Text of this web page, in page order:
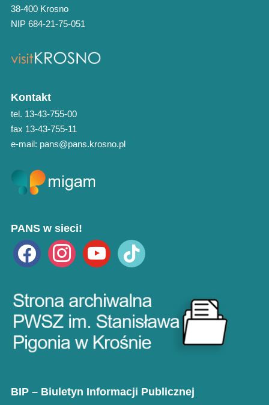
38-400 Krosno
NIP 684-21-75-051
Kontakt
tel. 13-43-755-00
fax 13-43-755-11
e-mail: pans@pans.krosno.pl
PANS w sieci!
facebook instagramyoutube tiktok
BIP – Biuletyn Informacji Publicznej